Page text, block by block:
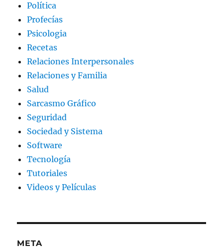
Política
Profecías
Psicologia
Recetas
Relaciones Interpersonales
Relaciones y Familia
Salud
Sarcasmo Gráfico
Seguridad
Sociedad y Sistema
Software
Tecnología
Tutoriales
Videos y Películas
META